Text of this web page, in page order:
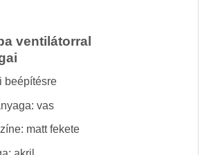
ventilátorral
beépítésre
vas
matt fekete